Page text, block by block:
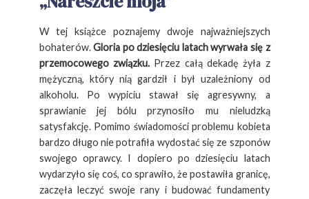
W tej książce poznajemy dwoje najważniejszych
bohaterów.Gloria po dziesięciu latach wyrwała się z
przemocowego związku. Przez całą dekadę żyła z
mężyczną, który nią gardził i był uzależniony od
alkoholu. Po wypiciu stawał się agresywny, a
sprawianie jej bólu przynosiło mu nieludzką
satysfakcję. Pomimo świadomości problemu kobieta
bardzo długo nie potrafiła wydostać się ze szponów
swojego oprawcy. I dopiero po dziesięciu latach
wydarzyło się coś, co sprawiło, że postawiła granicę,
zaczęła leczyć swoje rany i budować fundamenty